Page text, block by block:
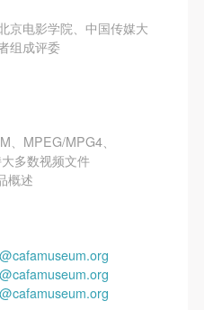
京电影学院、中国传媒大
组成评委
、MPEG/MPG4、
多数视频文件
概述